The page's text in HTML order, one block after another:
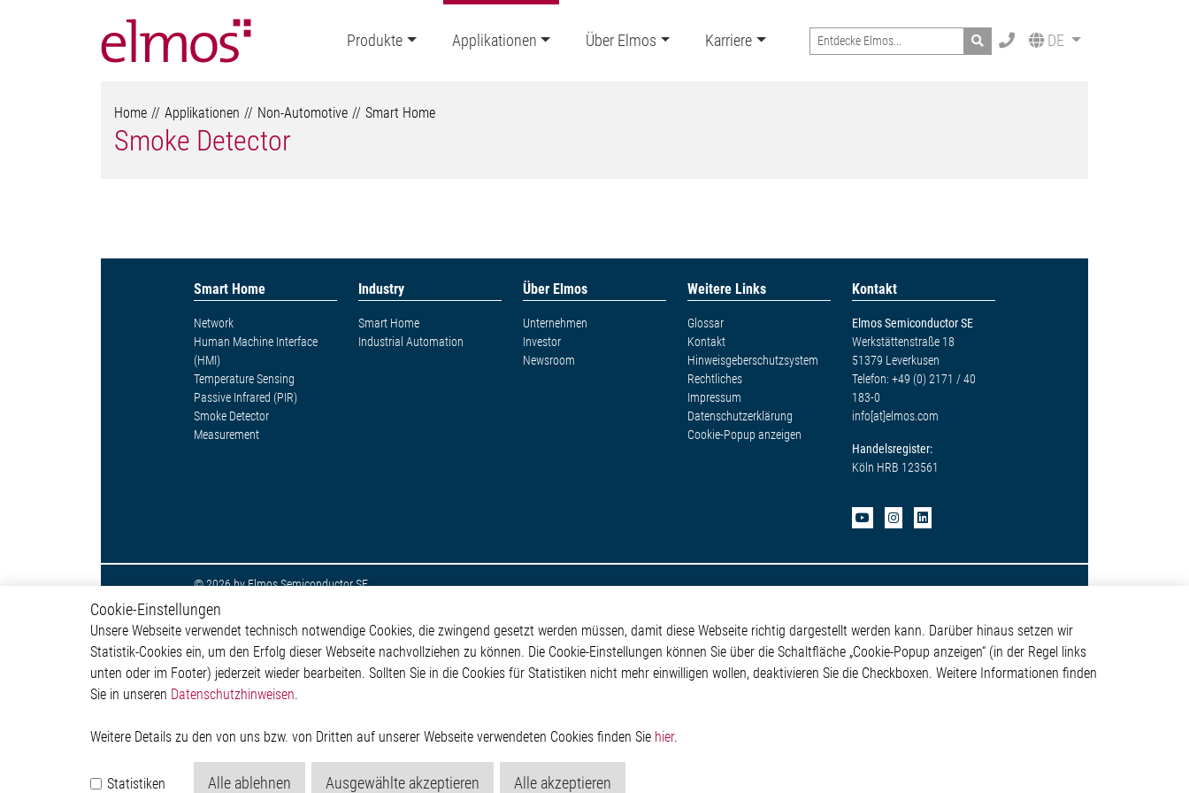
Produkte Applikationen Über Elmos Karriere Search DE
Home Applikationen Non-Automotive Smart Home
Smoke Detector
Smart Home
Network
Human Machine Interface
(HMI)
Temperature Sensing
Passive Infrared (PIR)
Smoke Detector
Measurement
Industry
Smart Home
Industrial Automation
Über Elmos
Unternehmen
Investor
Newsroom
Weitere Links
Glossar
Kontakt
Hinweisgeberschutzsystem
Rechtliches
Impressum
Datenschutzerklärung
Cookie-Popup anzeigen
Kontakt
Elmos Semiconductor SE
Werkstättenstraße 18
51379 Leverkusen
Telefon: +49 (0) 2171 / 40
183-0
info[at]elmos.com
Handelsregister:
Köln HRB 123561
© 2026 by Elmos Semiconductor SE
Cookie-Einstellungen
Unsere Webseite verwendet technisch notwendige Cookies, die zwingend gesetzt werden müssen, damit diese Webseite richtig dargestellt werden kann. Darüber hinaus setzen wir
Statistik-Cookies ein, um den Erfolg dieser Webseite nachvollziehen zu können. Die Cookie-Einstellungen können Sie über die Schaltfläche „Cookie-Popup anzeigen“ (in der Regel links
unten oder im Footer) jederzeit wieder bearbeiten. Sollten Sie in die Cookies für Statistiken nicht mehr einwilligen wollen, deaktivieren Sie die Checkboxen. Weitere Informationen finden
Sie in unseren Datenschutzhinweisen.
Weitere Details zu den von uns bzw. von Dritten auf unserer Webseite verwendeten Cookies finden Sie hier.
Statistiken Alle ablehnen Ausgewählte akzeptieren Alle akzeptieren